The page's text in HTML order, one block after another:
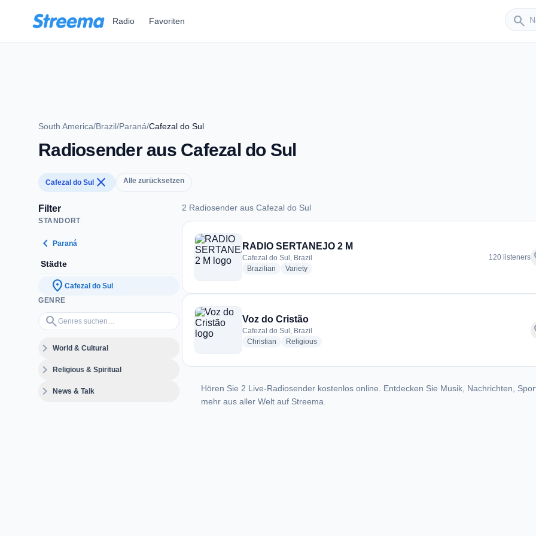
Radio Favoriten search
Sender
South America/Brazil/Paraná/Cafezal do Sul
Radiosender aus Cafezal do Sul
Cafezal do Sul close Alle zurücksetzen
Filter
STANDORT
chevron_left Paraná
Städte
location_on Cafezal do Sul
GENRE
search
Genres suchen…
expand_moreWorld & Cultural
expand_moreReligious & Spiritual
expand_moreNews & Talk
2 Radiosender aus Cafezal do Sul
2 Radiosender aus Cafezal do Sul
RADIO SERTANEJO 2 M
Cafezal do Sul, Brazil
Brazilian radio stations
Varietyradio stations
120 listeners
Voz do Cristão
Cafezal do Sul, Brazil
Christian radio stations
Religiousradio stations
Hören Sie 2 Live-Radiosender kostenlos online. Entdecken Sie Musik, Nachrichten,
mehr aus aller Welt auf Streema.